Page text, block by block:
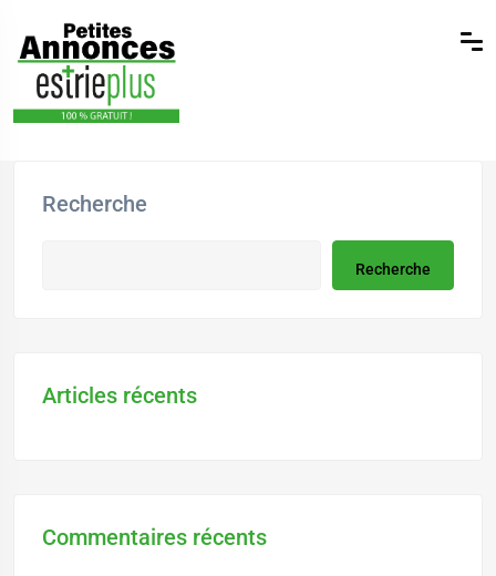
Recherche
Recherche
Articles récents
Commentaires récents